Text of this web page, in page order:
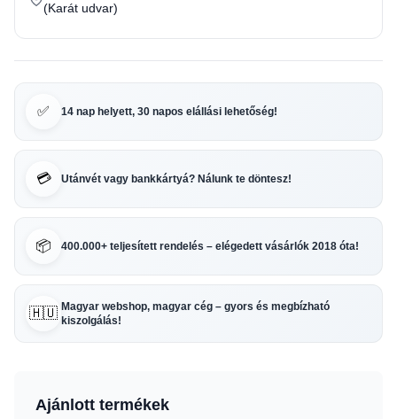
(Karát udvar)
✅ 14 nap helyett, 30 napos elállási lehetőség!
💳 Utánvét vagy bankkártyá? Nálunk te döntesz!
📦 400.000+ teljesített rendelés – elégedett vásárlók 2018 óta!
🇭🇺 Magyar webshop, magyar cég – gyors és megbízható
kiszolgálás!
Ajánlott termékek